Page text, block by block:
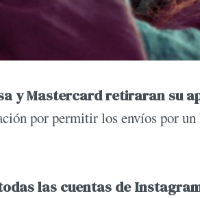
y Mastercard retiraran su
por permitir los envíos por
las cuentas de